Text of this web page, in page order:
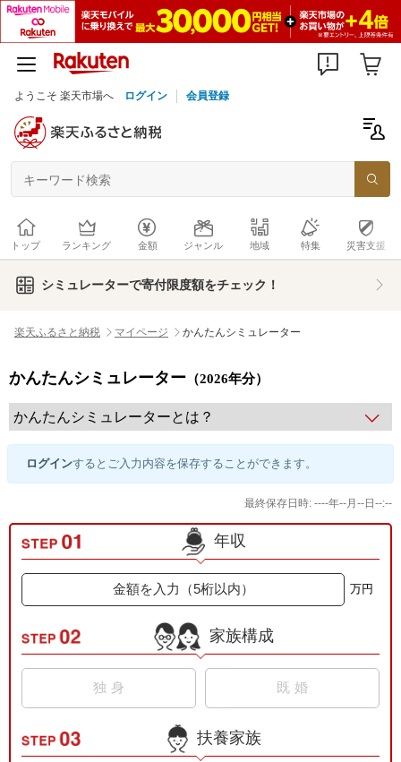
ようこそ 楽天市場へ ログイン 会員登録
トップ ランキング 金額 ジャンル 地域 特集 災害支援
シミュレーターで寄付限度額をチェック！
楽天ふるさと納税 マイページ かんたんシミュレーター
かんたんシミュレーター （2026年分）
かんたんシミュレーターとは？
ログインするとご入力内容を保存することができます。
最終保存日時: ----年--月--日--:--
年収
万円
家族構成
独身 既婚
配偶者控除
扶養家族